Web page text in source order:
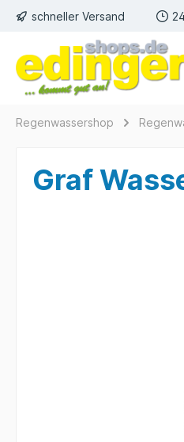
schneller Versand
Regenwassershop
Graf